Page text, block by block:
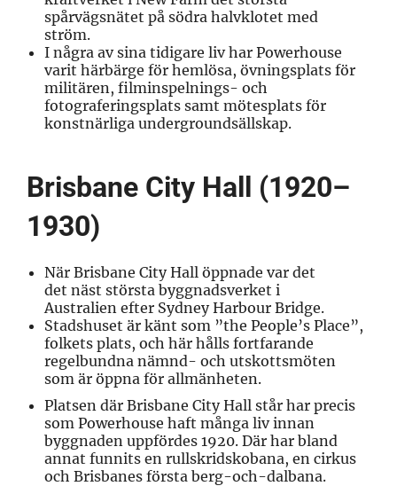
spårvägsnätet på södra halvklotet med
ström.
I några av sina tidigare liv har Powerhouse
varit härbärge för hemlösa, övningsplats för
militären, filminspelnings- och
fotograferingsplats samt mötesplats för
konstnärliga undergroundsällskap.
Brisbane City Hall (1920–
1930)
När Brisbane City Hall öppnade var det
det näst största byggnadsverket i
Australien efter Sydney Harbour Bridge.
Stadshuset är känt som ”the People’s Place”,
folkets plats, och här hålls fortfarande
regelbundna nämnd- och utskottsmöten
som är öppna för allmänheten.
Platsen där Brisbane City Hall står har precis
som Powerhouse haft många liv innan
byggnaden uppfördes 1920. Där har bland
annat funnits en rullskridskobana, en cirkus
och Brisbanes första berg-och-dalbana.